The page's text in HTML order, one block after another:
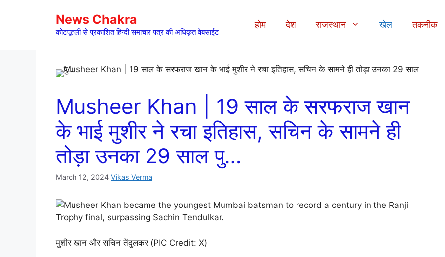
News Chakra
कोटपूतली से प्रकाशित हिन्दी समाचार पत्र की अधिकृत वेबसाईट
होम देश राजस्थान खेल तकनीक
Musheer Khan | 19 साल के सरफराज खान
के भाई मुशीर ने रचा इतिहास, सचिन के सामने ही
तोड़ा उनका 29 साल पु…
March 12, 2024 Vikas Verma
मुशीर खान और सचिन तेंदुलकर (PIC Credit: X)